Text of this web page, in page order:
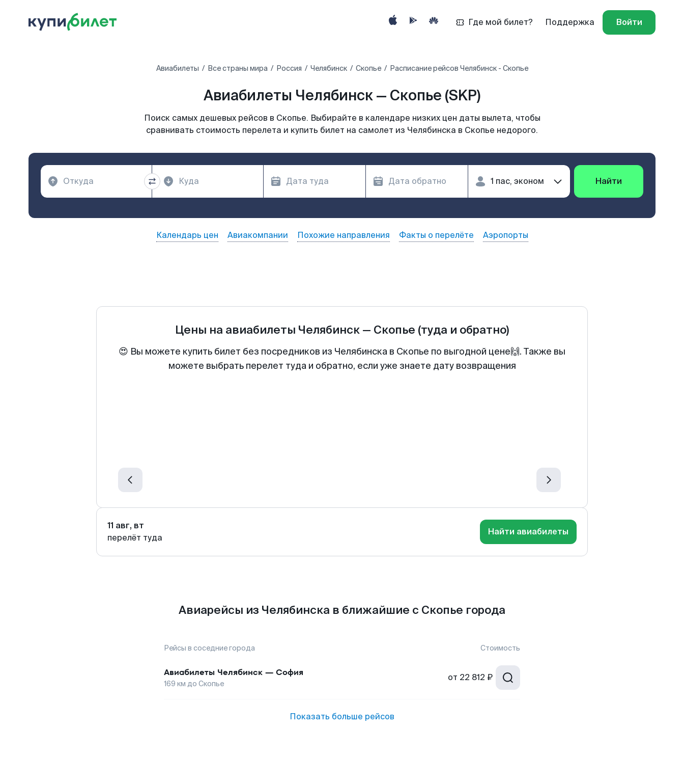
Где мой билет? Поддержка Войти
Авиабилеты Все страны мира Россия Челябинск Скопье Расписание рейсов Челябинск - Скопье
Авиабилеты Челябинск — Скопье (SKP)
Поиск самых дешевых рейсов в Скопье. Выбирайте в календаре низких цен даты вылета, чтобы
сравнивать стоимость перелета и купить билет на самолет из Челябинска в Скопье недорого.
Найти
Календарь цен Авиакомпании Похожие направления Факты о перелёте Аэропорты
Цены на авиабилеты Челябинск — Скопье (туда и обратно)
😍 Вы можете купить билет без посредников из Челябинска в Скопье по выгодной цене🙌. Также вы
можете выбрать перелет туда и обратно, если уже знаете дату возвращения
11 авг, вт
перелёт туда
Найти авиабилеты
Авиарейсы из Челябинска в ближайшие с Скопье города
Рейсы в соседние города Стоимость
Авиабилеты Челябинск — София
169 км до Скопье
от 22 812 ₽
Показать больше рейсов